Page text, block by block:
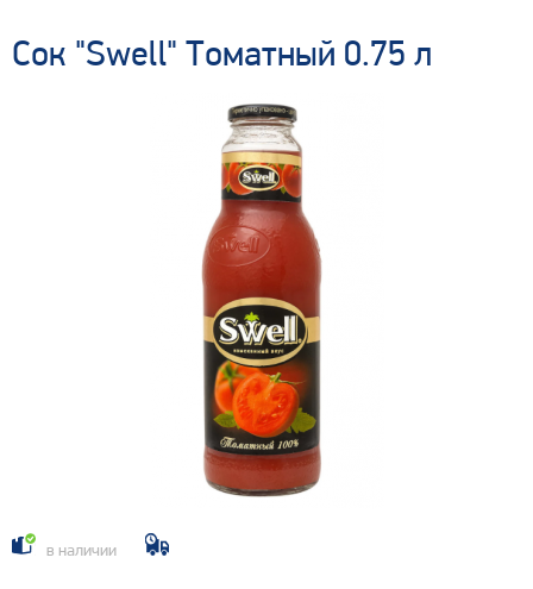
Сок "Swell" Томатный 0.75 л
в наличии